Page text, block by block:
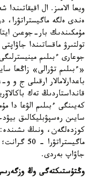
ويعا الامىز. ال
ەندى ەلگە ماگيستراتۋرا،
مۇمكىندىك بار-جوعىن
تولتىرۋ ماقساتىندا
«ءبىلىم تۋرالى» زاڭعا
باعدارلامالار ارقىلى ج و
قانداستاردىڭ تەك
كەيىنگى ءبىلىم الۋعا دا
جاۋاپ بەردى.
وڭتۇستىكتەگى وڭ